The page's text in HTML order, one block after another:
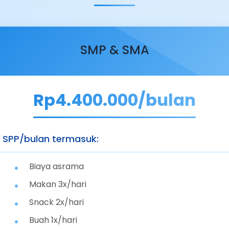
SMP & SMA
Rp4.400.000/bulan
SPP/bulan termasuk:
Biaya asrama
Makan 3x/hari
Snack 2x/hari
Buah 1x/hari